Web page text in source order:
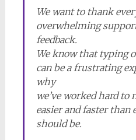
We want to thank
overwhelming
feedback.
We know that typing
can be a frustrating
why
we’ve worked hard
easier and faster than
should be.